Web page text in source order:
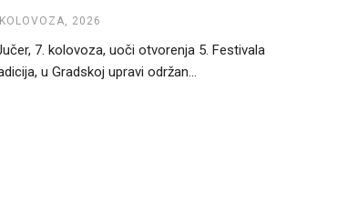
2026
7. kolovoza, uoči otvorenja 5. Festivala
u Gradskoj upravi održan...